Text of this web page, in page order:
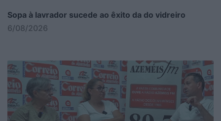
Sopa à lavrador sucede ao êxito da do vidreiro
6/08/2026